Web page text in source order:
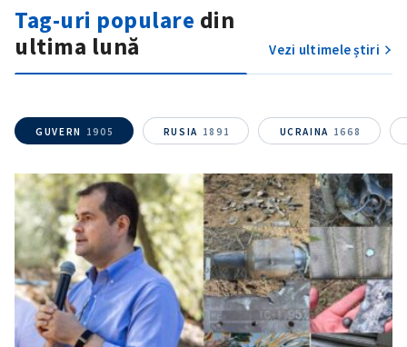
Tag-uri populare din
ultima lună
Vezi ultimele știri
GUVERN 1905 RUSIA 1891 UCRAINA 1668